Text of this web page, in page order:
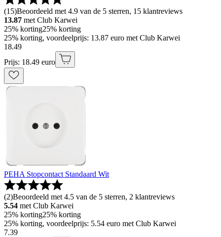
(15)Beoordeeld met 4.9 van de 5 sterren, 15 klantreviews
13.87 met Club Karwei
25% korting25% korting
25% korting, voordeelprijs: 13.87 euro met Club Karwei
18.49
Prijs: 18.49 euro
PEHA Stopcontact Standaard Wit
(2)Beoordeeld met 4.5 van de 5 sterren, 2 klantreviews
5.54 met Club Karwei
25% korting25% korting
25% korting, voordeelprijs: 5.54 euro met Club Karwei
7.39